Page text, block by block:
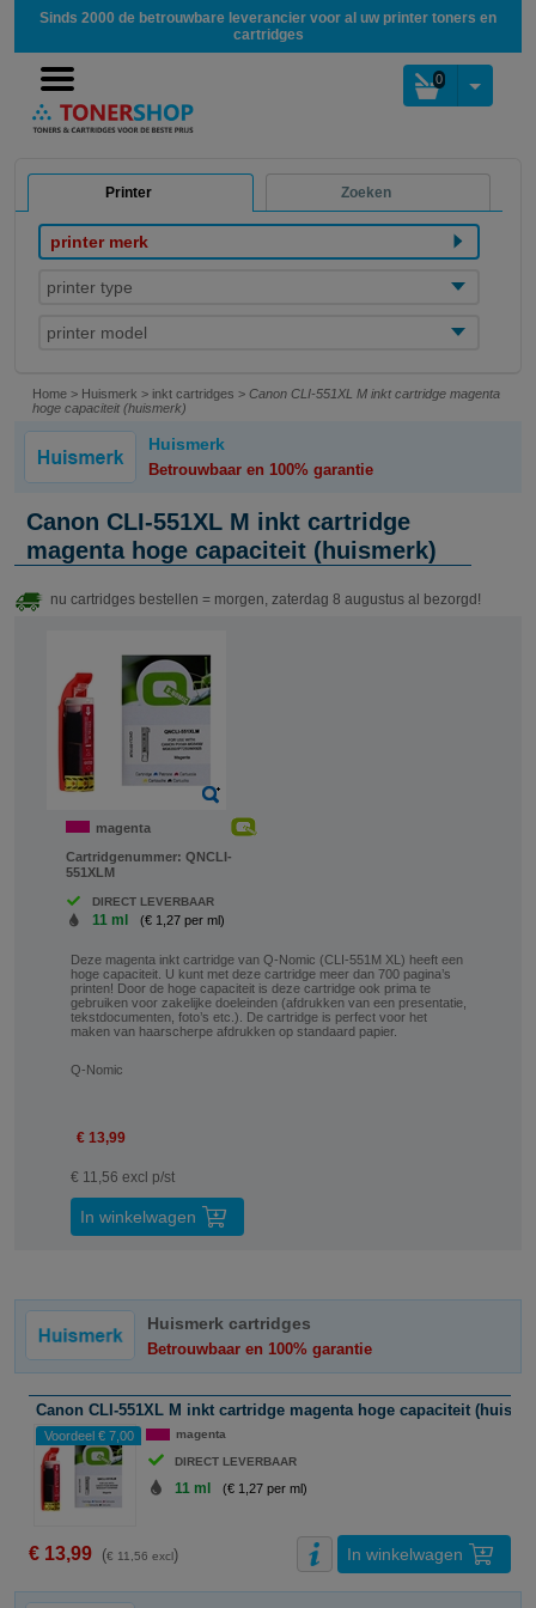
Sinds 2000 de betrouwbare leverancier voor al uw printer toners en
cartridges
0
Printer Zoeken
printer merk
printer type
printer model
Home > Huismerk > inkt cartridges > Canon CLI-551XL M inkt cartridge magenta
hoge capaciteit (huismerk)
Huismerk
Betrouwbaar en 100% garantie
Canon CLI-551XL M inkt cartridge
magenta hoge capaciteit (huismerk)
nu cartridges bestellen = morgen, zaterdag 8 augustus al bezorgd!
magenta
Cartridgenummer: QNCLI-
551XLM
DIRECT LEVERBAAR
11 ml (€ 1,27 per ml)
Deze magenta inkt cartridge van Q-Nomic (CLI-551M XL) heeft een
hoge capaciteit. U kunt met deze cartridge meer dan 700 pagina’s
printen! Door de hoge capaciteit is deze cartridge ook prima te
gebruiken voor zakelijke doeleinden (afdrukken van een presentatie,
tekstdocumenten, foto’s etc.). De cartridge is perfect voor het
maken van haarscherpe afdrukken op standaard papier.
Q-Nomic
€ 13,99
€ 11,56 excl p/st
In winkelwagen
Huismerk cartridges
Betrouwbaar en 100% garantie
Canon CLI-551XL M inkt cartridge magenta hoge capaciteit
Voordeel € 7,00 magenta
DIRECT LEVERBAAR
11 ml (€ 1,27 per ml)
€ 13,99 (€ 11,56 excl) In winkelwagen